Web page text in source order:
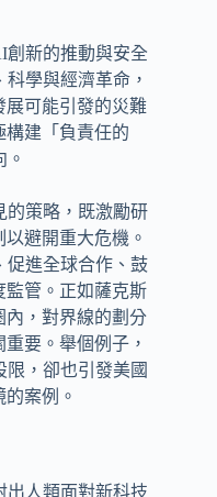
創新的推動與安全
學與經濟革命，
展可能引發的災難
構建「負責任的
的策略，既激勵研
避開重大危機。
促進全球合作、鼓
監管。正如薩克斯
內，對界線的劃分
要。舉個例子，
，卻也引發美國
案例。
出人類面對新科技